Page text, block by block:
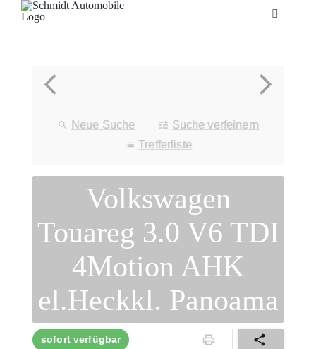
Toggle
Fahrzeuge
Neuheiten
Service
Neue Suche
Suche verfeinern
Trefferliste
Volkswagen
Touareg 3.0 V6 TDI
4Motion AHK
el.Heckkl. Panoama
sofort verfügbar